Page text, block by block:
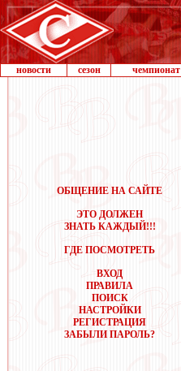
новости сезон чемпионат
ОБЩЕНИЕ НА САЙТЕ
ЭТО ДОЛЖЕН
ЗНАТЬ КАЖДЫЙ!!!
ГДЕ ПОСМОТРЕТЬ
ВХОД
ПРАВИЛА
ПОИСК
НАСТРОЙКИ
РЕГИСТРАЦИЯ
ЗАБЫЛИ ПАРОЛЬ?